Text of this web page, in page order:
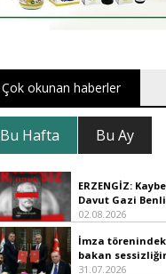
Çok okunan haberler
Bu Hafta Bu Ay
ERZENGİZ:
Davut Gazi
02.08.2026
İmza
bakan
31.07.2026